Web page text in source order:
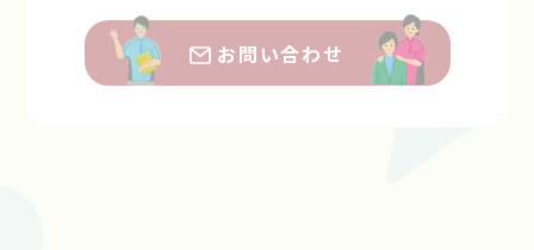
お問い合わせ